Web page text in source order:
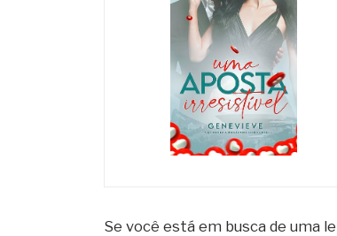
Se você está em busca de uma